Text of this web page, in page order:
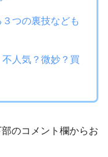
３つの裏技なども
不人気？微妙？買
のコメント欄からお